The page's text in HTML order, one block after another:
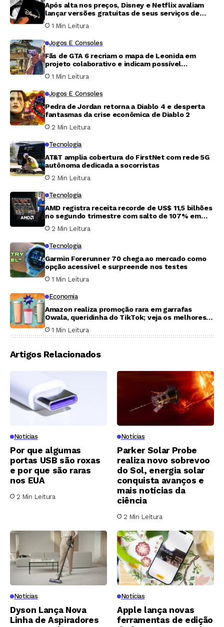
Após alta nos preços, Disney e Netflix avaliam
lançar versões gratuitas de seus serviços de
streaming
1 Min Leitura
Jogos E Consoles
Fãs de GTA 6 recriam o mapa de Leonida em
projeto colaborativo e indicam possível
endereço de Jason
1 Min Leitura
Jogos E Consoles
Pedra de Jordan retorna a Diablo 4 e desperta
fantasmas da crise econômica de Diablo 2
2 Min Leitura
Tecnologia
AT&T amplia cobertura do FirstNet com rede 5G
autônoma dedicada a socorristas
2 Min Leitura
Tecnologia
AMD registra receita recorde de US$ 11,5 bilhões
no segundo trimestre com salto de 107% em
centros de dados
2 Min Leitura
Tecnologia
Garmin Forerunner 70 chega ao mercado como
opção acessível e surpreende nos testes
1 Min Leitura
Economia
Amazon realiza promoção rara em garrafas
Owala, queridinha do TikTok; veja os melhores
descontos
1 Min Leitura
Artigos Relacionados
Notícias
Por que algumas
portas USB são roxas
e por que são raras
nos EUA
2 Min Leitura
Notícias
Parker Solar Probe
realiza novo sobrevoo
do Sol, energia solar
conquista avanços e
mais notícias da
ciência
2 Min Leitura
Notícias
Dyson Lança Nova
Linha de Aspiradores
Notícias
Apple lança novas
ferramentas de edição